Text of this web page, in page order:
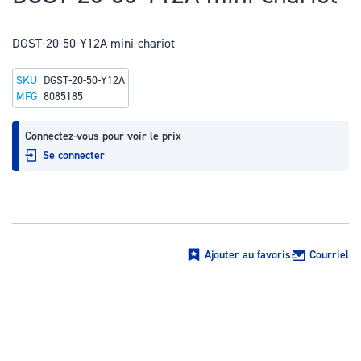
de
la
Galerie
d’images
DGST-20-50-Y12A mini-chariot
Connectez-vous pour voir le prix
Se connecter
SKU DGST-20-50-Y12A
MFG 8085185
Ajouter au favoris Courriel